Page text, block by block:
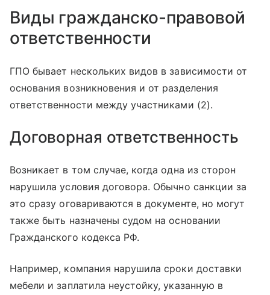
Виды гражданско-правовой
ответственности
ГПО бывает нескольких видов в зависимости от
основания возникновения и от разделения
ответственности между участниками (2).
Договорная ответственность
Возникает в том случае, когда одна из сторон
нарушила условия договора. Обычно санкции за
это сразу оговариваются в документе, но могут
также быть назначены судом на основании
Гражданского кодекса РФ.
Например, компания нарушила сроки доставки
мебели и заплатила неустойку, указанную в